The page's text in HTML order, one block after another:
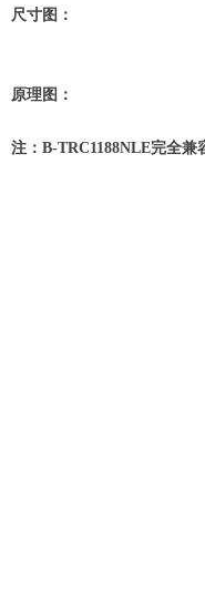
尺寸图：
原理图：
注：B-TRC1188NLE完全兼